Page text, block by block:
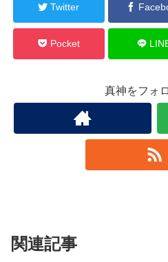
Twitter
Pocket
真神をフォ
関連記事